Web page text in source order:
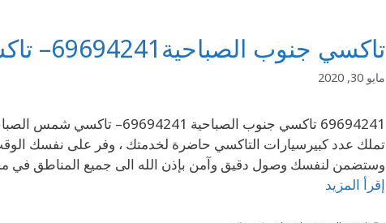
تاكسي جنوب الصباحية69694241– تاكسي شمس الصباحية في
مايو 30, 2020
تملك عدد كبيرسيارات التاكسي حاضرة لخدمتك ، وفر على نفسك
وستضمن لنفسك وصول دقيق وآمن بإذن الله الى جميع المناطق في
إقرأ المزيد